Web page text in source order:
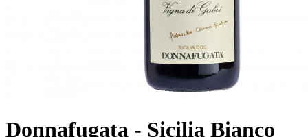
Donnafugata - Sicilia Bianco